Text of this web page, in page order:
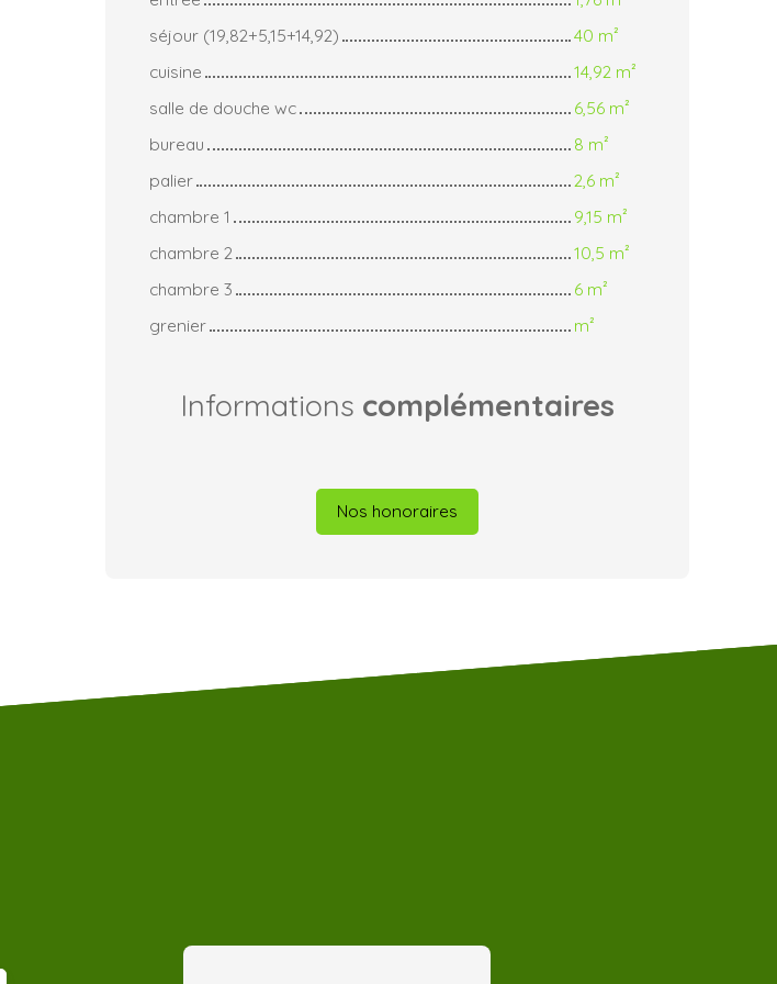
séjour (19,82+5,15+14,92)
40 m²
cuisine
14,92 m²
salle de douche wc
6,56 m²
bureau
8 m²
palier
2,6 m²
chambre 1
9,15 m²
chambre 2
10,5 m²
chambre 3
6 m²
grenier
m²
Informations complémentaires
Nos honoraires